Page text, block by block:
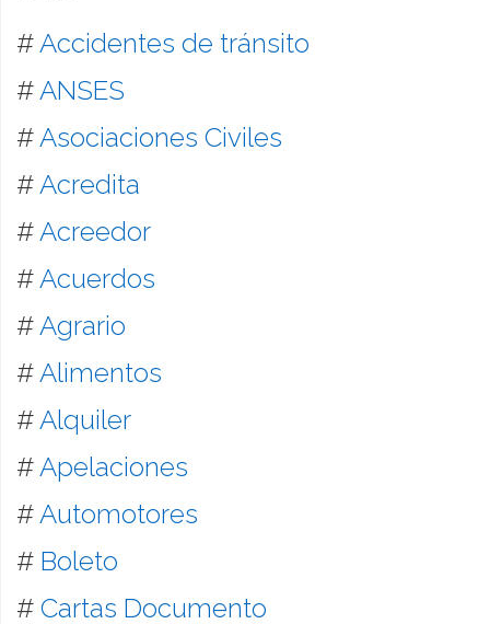
#Accidentes de tránsito
#ANSES
#Asociaciones Civiles
#Acredita
#Acreedor
#Acuerdos
#Agrario
#Alimentos
#Alquiler
#Apelaciones
#Automotores
# Boleto
# Cartas Documento